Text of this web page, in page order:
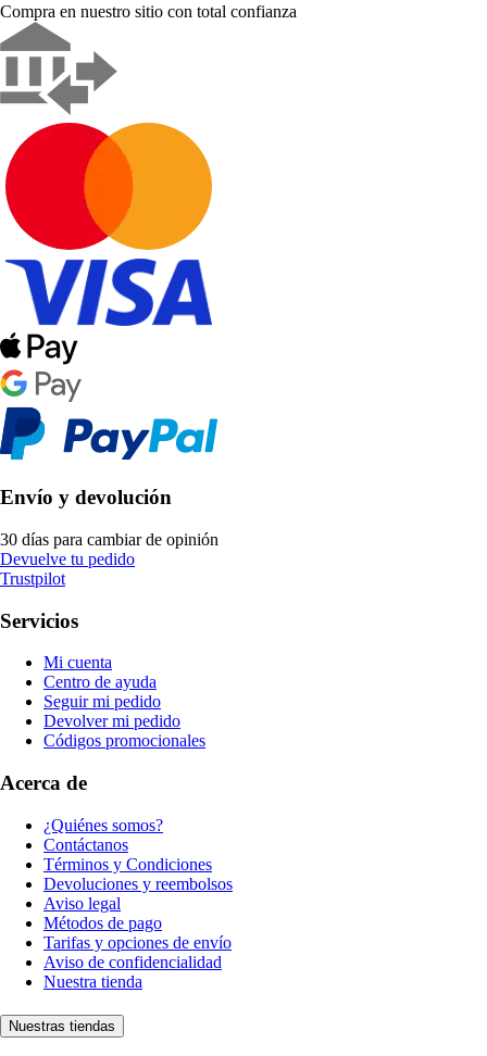
Compra en nuestro sitio con total confianza
Envío y devolución
30 días para cambiar de opinión
Devuelve tu pedido
Trustpilot
Servicios
Mi cuenta
Centro de ayuda
Seguir mi pedido
Devolver mi pedido
Códigos promocionales
Acerca de
¿Quiénes somos?
Contáctanos
Términos y Condiciones
Devoluciones y reembolsos
Aviso legal
Métodos de pago
Tarifas y opciones de envío
Aviso de confidencialidad
Nuestra tienda
Nuestras tiendas